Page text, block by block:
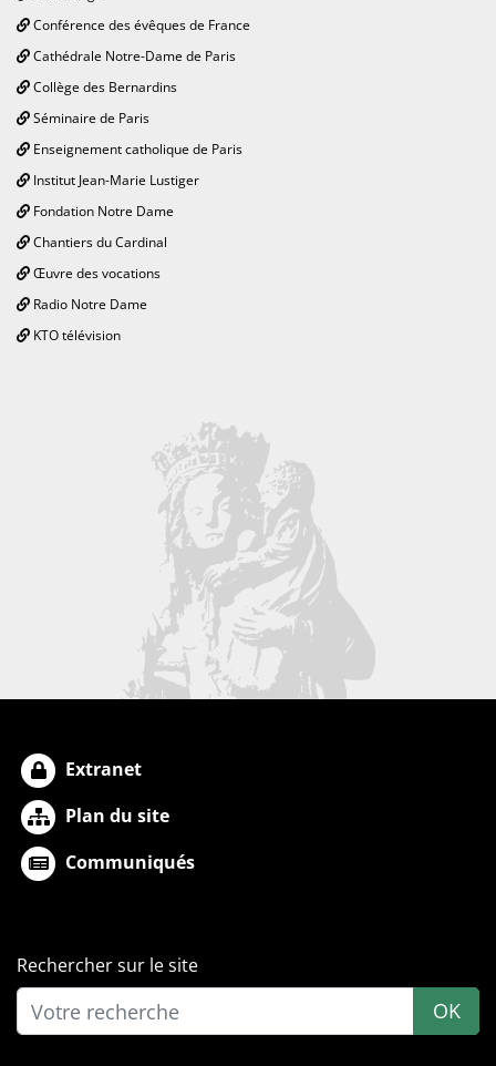
Conférence des évêques de France
Cathédrale Notre-Dame de Paris
Collège des Bernardins
Séminaire de Paris
Enseignement catholique de Paris
Institut Jean-Marie Lustiger
Fondation Notre Dame
Chantiers du Cardinal
Œuvre des vocations
Radio Notre Dame
KTO télévision
Extranet
Plan du site
Communiqués
Rechercher sur le site
OK